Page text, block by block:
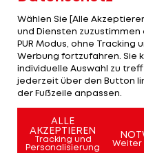
gegenüber "hockey-
der Rekordmeister mit
Dieter Kalt über eine
beim Verteidiger und
finanzielle Einigung
Mehr zum
Wählen Sie [Alle
und Diensten zuzustimmen
PUR Modus, ohne Tracking
Werbung fortzufahren. Sie
individuelle Auswahl zu
jederzeit über den Button
der Fußzeile anpassen.
ALLE
AKZEPTIEREN
Tracking und
Personalisierung
Weiter